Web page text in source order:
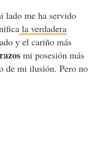
lado me ha servido
la verdadera
y el cariño más
mi posesión más
de mi ilusión. Pero no